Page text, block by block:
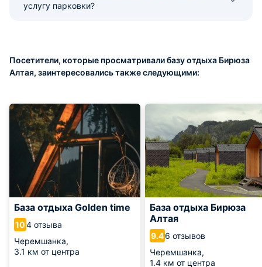
услугу парковки?
Посетители, которые просматривали базу отдыха Бирюза
Алтая, заинтересовались также следующими:
База отдыха Golden time
104 отзыва
Черемшанка,
3.1 км от центра
База отдыха Бирюза
Алтая
9.46 отзывов
Черемшанка,
1.4 км от центра